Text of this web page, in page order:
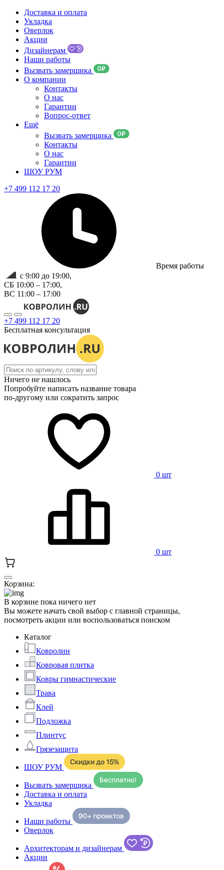
Доставка и оплата
Укладка
Оверлок
Акции
Дизайнерам
Наши работы
Вызвать замерщика
О компании
Контакты
О нас
Гарантии
Вопрос-ответ
Ещё
Вызвать замерщика
Контакты
О нас
Гарантии
ШОУ РУМ
+7 499 112 17 20
Время работы
с 9:00 до 19:00,
СБ 10:00 – 17:00,
ВС 11:00 – 17:00
+7 499 112 17 20
Бесплатная консультация
Ничего не нашлось
Попробуйте написать название товара
по-другому или сократить запрос
0 шт
0 шт
Корзина:
В корзине пока ничего нет
Вы можете начать свой выбор с главной страницы,
посмотреть акции или воспользоваться поиском
Каталог
Ковролин
Ковровая плитка
Ковры гимнастические
Трава
Клей
Подложка
Плинтус
Грязезащита
ШОУ РУМ
Вызвать замерщика
Доставка и оплата
Укладка
Наши работы
Оверлок
Архитекторам и дизайнерам
Акции